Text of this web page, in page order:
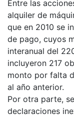
Entre las
alquiler de
que en 2010 se
de pago, cuyos
interanual del
incluyeron 217
monto por falta
al año anterior.
Por otra parte,
declaraciones